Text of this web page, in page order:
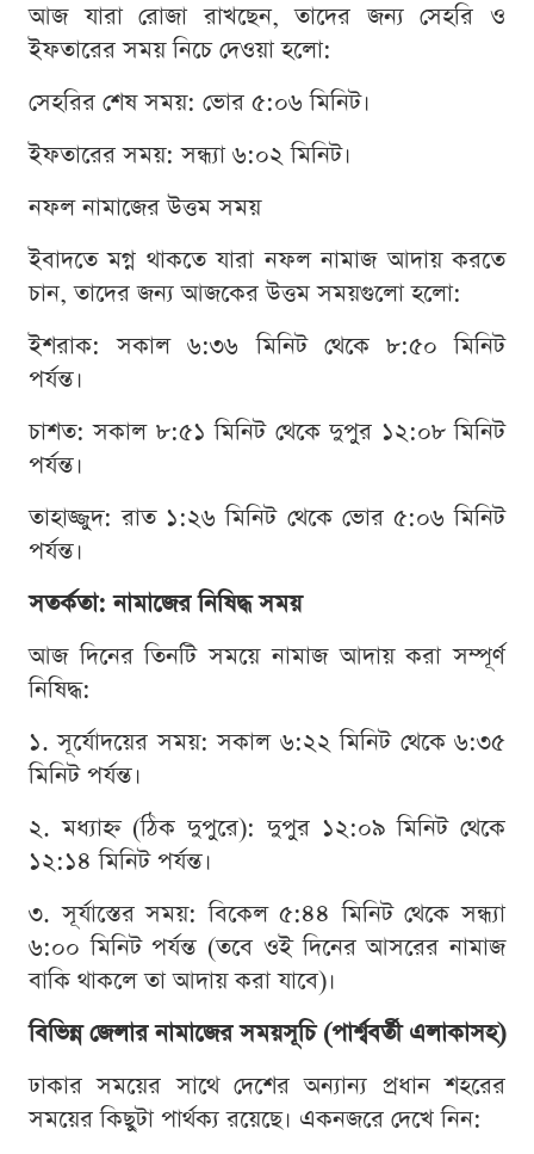
আজ যারা রোজা রাখছেন, তাদের জন্য সেহরি ও
ইফতারের সময় নিচে দেওয়া হলো:
সেহরির শেষ সময়: ভোর ৫:০৬ মিনিট।
ইফতারের সময়: সন্ধ্যা ৬:০২ মিনিট।
নফল নামাজের উত্তম সময়
ইবাদতে মগ্ন থাকতে যারা নফল নামাজ আদায় করতে
চান, তাদের জন্য আজকের উত্তম সময়গুলো হলো:
ইশরাক: সকাল ৬:৩৬ মিনিট থেকে ৮:৫০ মিনিট
পর্যন্ত।
চাশত: সকাল ৮:৫১ মিনিট থেকে দুপুর ১২:০৮ মিনিট
পর্যন্ত।
তাহাজ্জুদ: রাত ১:২৬ মিনিট থেকে ভোর ৫:০৬ মিনিট
পর্যন্ত।
সতর্কতা: নামাজের নিষিদ্ধ সময়
আজ দিনের তিনটি সময়ে নামাজ আদায় করা সম্পূর্ণ
নিষিদ্ধ:
১. সূর্যোদয়ের সময়: সকাল ৬:২২ মিনিট থেকে ৬:৩৫
মিনিট পর্যন্ত।
২. মধ্যাহ্ন (ঠিক দুপুরে): দুপুর ১২:০৯ মিনিট থেকে
১২:১৪ মিনিট পর্যন্ত।
৩. সূর্যাস্তের সময়: বিকেল ৫:৪৪ মিনিট থেকে সন্ধ্যা
৬:০০ মিনিট পর্যন্ত (তবে ওই দিনের আসরের নামাজ
বাকি থাকলে তা আদায় করা যাবে)।
বিভিন্ন জেলার নামাজের সময়সূচি (পার্শ্ববর্তী এলাকাসহ)
ঢাকার সময়ের সাথে দেশের অন্যান্য প্রধান শহরের
সময়ের কিছুটা পার্থক্য রয়েছে। একনজরে দেখে নিন: